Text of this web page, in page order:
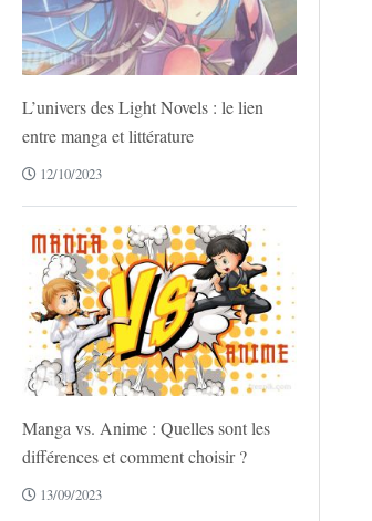
L’univers des Light Novels : le lien
entre manga et littérature
12/10/2023
Manga vs. Anime : Quelles sont les
différences et comment choisir ?
13/09/2023